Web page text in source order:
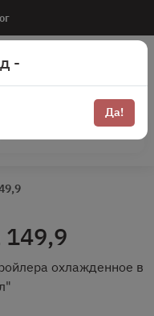
149,9
охлажденное в
-
Да!